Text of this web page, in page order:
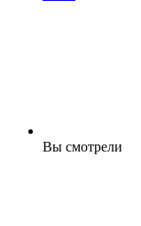
Вы смотрели